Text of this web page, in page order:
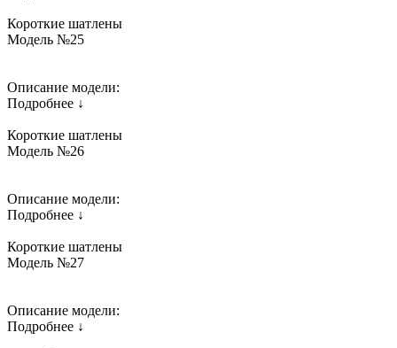
Короткие шатлены
Модель №25
Описание модели:
Подробнее ↓
Короткие шатлены
Модель №26
Описание модели:
Подробнее ↓
Короткие шатлены
Модель №27
Описание модели:
Подробнее ↓